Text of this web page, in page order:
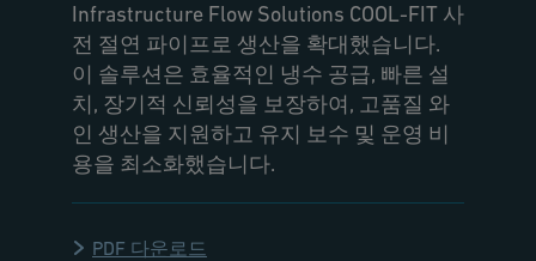
Infrastructure Flow Solutions COOL-FIT 사
전 절연 파이프로 생산을 확대했습니다.
이 솔루션은 효율적인 냉수 공급, 빠른 설
치, 장기적 신뢰성을 보장하여, 고품질 와
인 생산을 지원하고 유지 보수 및 운영 비
용을 최소화했습니다.
PDF 다운로드